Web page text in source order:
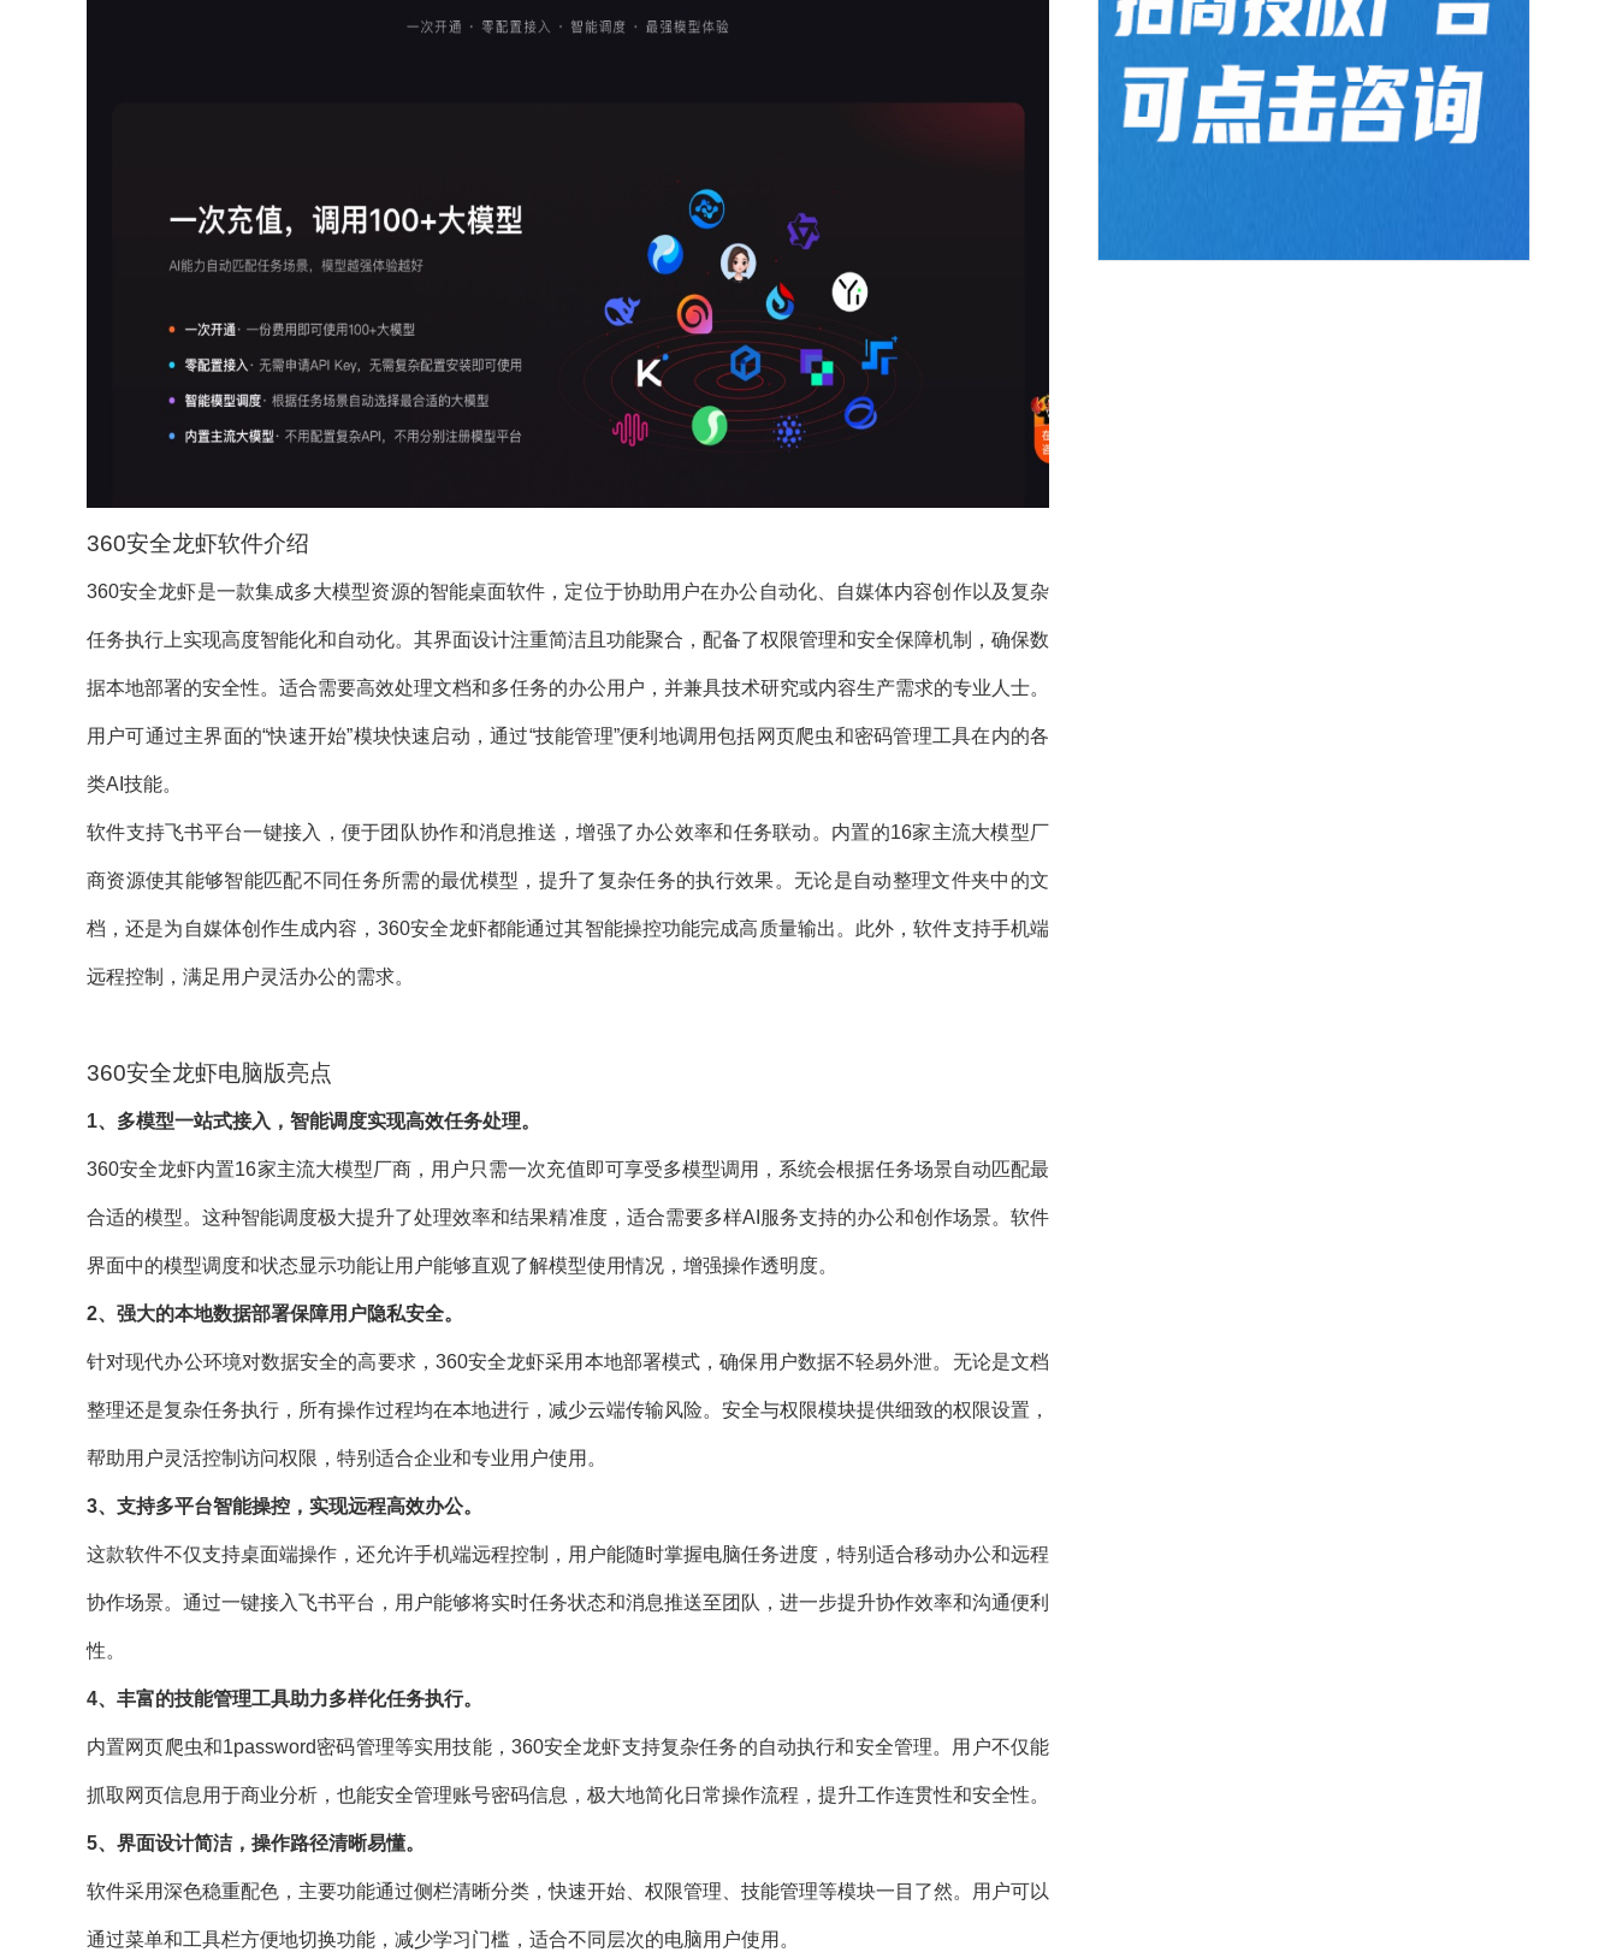
360安全龙虾软件介绍
360安全龙虾是一款集成多大模型资源的智能桌面软件，定位于协助用户在办公自动化、自媒体内容创作以及复杂
任务执行上实现高度智能化和自动化。其界面设计注重简洁且功能聚合，配备了权限管理和安全保障机制，确保数
据本地部署的安全性。适合需要高效处理文档和多任务的办公用户，并兼具技术研究或内容生产需求的专业人士。
用户可通过主界面的“快速开始”模块快速启动，通过“技能管理”便利地调用包括网页爬虫和密码管理工具在内的各
类AI技能。
软件支持飞书平台一键接入，便于团队协作和消息推送，增强了办公效率和任务联动。内置的16家主流大模型厂
商资源使其能够智能匹配不同任务所需的最优模型，提升了复杂任务的执行效果。无论是自动整理文件夹中的文
档，还是为自媒体创作生成内容，360安全龙虾都能通过其智能操控功能完成高质量输出。此外，软件支持手机端
远程控制，满足用户灵活办公的需求。
360安全龙虾电脑版亮点
1、多模型一站式接入，智能调度实现高效任务处理。
360安全龙虾内置16家主流大模型厂商，用户只需一次充值即可享受多模型调用，系统会根据任务场景自动匹配最
合适的模型。这种智能调度极大提升了处理效率和结果精准度，适合需要多样AI服务支持的办公和创作场景。软件
界面中的模型调度和状态显示功能让用户能够直观了解模型使用情况，增强操作透明度。
2、强大的本地数据部署保障用户隐私安全。
针对现代办公环境对数据安全的高要求，360安全龙虾采用本地部署模式，确保用户数据不轻易外泄。无论是文档
整理还是复杂任务执行，所有操作过程均在本地进行，减少云端传输风险。安全与权限模块提供细致的权限设置，
帮助用户灵活控制访问权限，特别适合企业和专业用户使用。
3、支持多平台智能操控，实现远程高效办公。
这款软件不仅支持桌面端操作，还允许手机端远程控制，用户能随时掌握电脑任务进度，特别适合移动办公和远程
协作场景。通过一键接入飞书平台，用户能够将实时任务状态和消息推送至团队，进一步提升协作效率和沟通便利
性。
4、丰富的技能管理工具助力多样化任务执行。
内置网页爬虫和1password密码管理等实用技能，360安全龙虾支持复杂任务的自动执行和安全管理。用户不仅能
抓取网页信息用于商业分析，也能安全管理账号密码信息，极大地简化日常操作流程，提升工作连贯性和安全性。
5、界面设计简洁，操作路径清晰易懂。
软件采用深色稳重配色，主要功能通过侧栏清晰分类，快速开始、权限管理、技能管理等模块一目了然。用户可以
通过菜单和工具栏方便地切换功能，减少学习门槛，适合不同层次的电脑用户使用。